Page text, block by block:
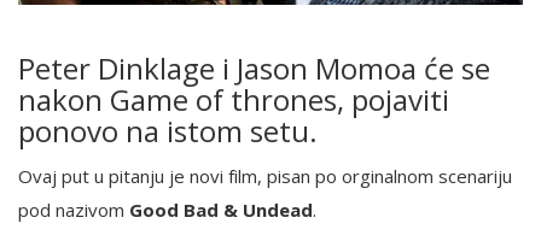
Peter Dinklage i Jason Momoa će se
nakon Game of thrones, pojaviti
ponovo na istom setu.
Ovaj put u pitanju je novi film, pisan po orginalnom scenariju
pod nazivom Good Bad & Undead.